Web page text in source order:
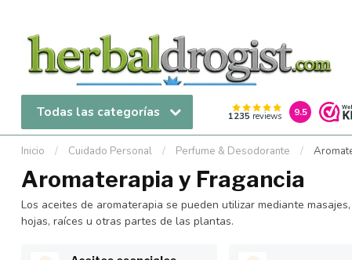
Todas las categorías 1235 reviews 9.5
Inicio / Cuidado Personal / Perfume & Desodorante /
Aromaterapia y Fragancia
Los aceites de aromaterapia se pueden utilizar mediante
hojas, raíces u otras partes de las plantas.